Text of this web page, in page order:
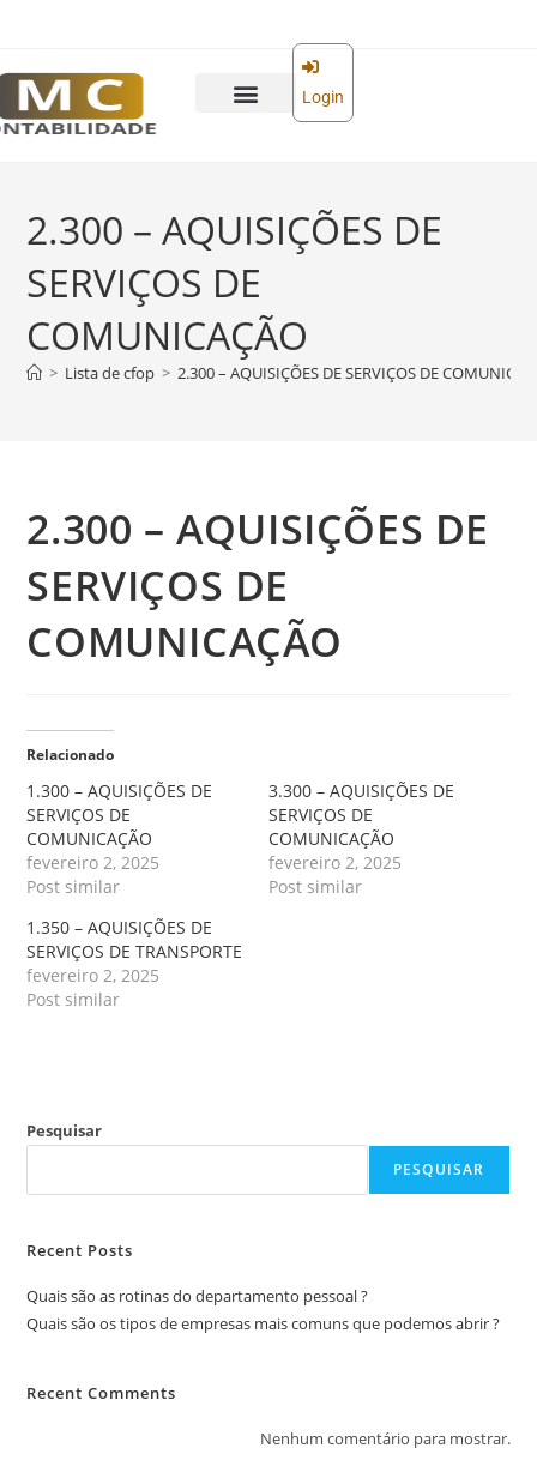
Login
2.300 – AQUISIÇÕES DE
SERVIÇOS DE
COMUNICAÇÃO
> Lista de cfop > 2.300 – AQUISIÇÕES DE SERVIÇOS DE
2.300 – AQUISIÇÕES DE
SERVIÇOS DE
COMUNICAÇÃO
Relacionado
1.300 – AQUISIÇÕES DE
SERVIÇOS DE
COMUNICAÇÃO
fevereiro 2, 2025
Post similar
3.300 – AQUISIÇÕES DE
SERVIÇOS DE
COMUNICAÇÃO
fevereiro 2, 2025
Post similar
1.350 – AQUISIÇÕES DE
SERVIÇOS DE TRANSPORTE
fevereiro 2, 2025
Post similar
Pesquisar
PESQUISAR
Recent Posts
Quais são as rotinas do departamento pessoal ?
Quais são os tipos de empresas mais comuns que podemos abrir ?
Recent Comments
Nenhum comentário para mostrar.